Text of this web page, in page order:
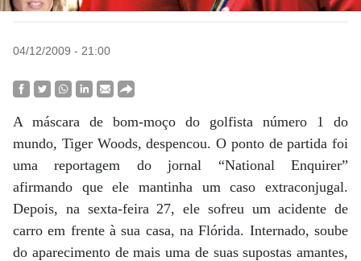
04/12/2009 - 21:00
A máscara de bom-moço do golfista número 1 do
mundo, Tiger Woods, despencou. O ponto de partida foi
uma reportagem do jornal “National Enquirer”
afirmando que ele mantinha um caso extraconjugal.
Depois, na sexta-feira 27, ele sofreu um acidente de
carro em frente à sua casa, na Flórida. Internado, soube
do aparecimento de mais uma de suas supostas amantes,